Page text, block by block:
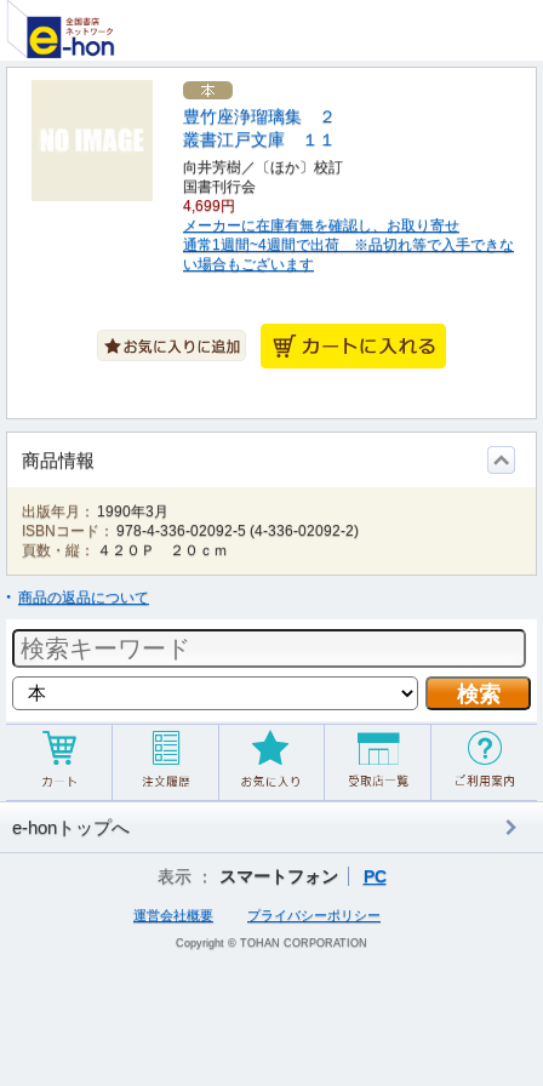
豊竹座浄瑠璃集 ２
叢書江戸文庫 １１
向井芳樹／〔ほか〕校訂
国書刊行会
4,699円
メーカーに在庫有無を確認し、お取り寄せ
通常1週間~4週間で出荷 ※品切れ等で入手できな
い場合もございます
商品情報
出版年月： 1990年3月
ISBNコード： 978-4-336-02092-5 (4-336-02092-2)
頁数・縦：
４２０Ｐ ２０ｃｍ
商品の返品について
e-honトップへ
表示 ： スマートフォン PC
運営会社概要 プライバシーポリシー
Copyright © TOHAN CORPORATION